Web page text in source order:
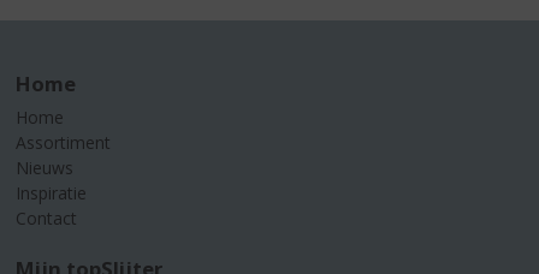
Home
Home
Assortiment
Nieuws
Inspiratie
Contact